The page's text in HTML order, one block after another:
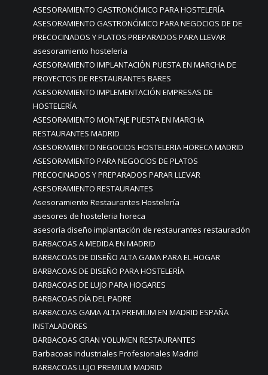
ASESORAMIENTO GASTRONÓMICO PARA HOSTELERÍA
ASESORAMIENTO GASTRONÓMICO PARA NEGOCIOS DE DE
PRECOCINADOS Y PLATOS PREPARADOS PARA LLEVAR
asesoramiento hosteleria
ASESORAMIENTO IMPLANTACIÓN PUESTA EN MARCHA DE
PROYECTOS DE RESTAURANTES BARES
ASESORAMIENTO IMPLEMENTACIÓN EMPRESAS DE
HOSTELERÍA
ASESORAMIENTO MONTAJE PUESTA EN MARCHA
RESTAURANTES MADRID
ASESORAMIENTO NEGOCIOS HOSTELERIA HORECA MADRID
ASESORAMIENTO PARA NEGOCIOS DE PLATOS
PRECOCINADOS Y PREPARADOS PARAR LLEVAR
ASESORAMIENTO RESTAURANTES
Asesoramiento Restaurantes Hostelería
asesores de hosteleria horeca
asesoría diseño implantación de restaurantes restauración
BARBACOAS A MEDIDA EN MADRID
BARBACOAS DE DISEÑO ALTA GAMA PARA EL HOGAR
BARBACOAS DE DISEÑO PARA HOSTELERÍA
BARBACOAS DE LUJO PARA HOGARES
BARBACOAS DÍA DEL PADRE
BARBACOAS GAMA ALTA PREMIUM EN MADRID ESPAÑA
INSTALADORES
BARBACOAS GRAN VOLUMEN RESTAURANTES
Barbacoas Industriales Profesionales Madrid
BARBACOAS LUJO PREMIUM MADRID